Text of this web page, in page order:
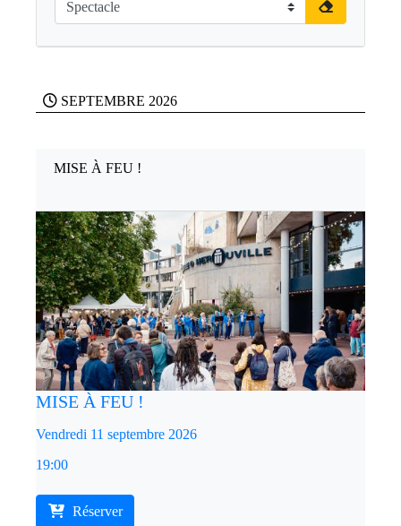
SEPTEMBRE 2026
MISE À FEU !
MISE À FEU !
Vendredi 11 septembre 2026
19:00
Réserver